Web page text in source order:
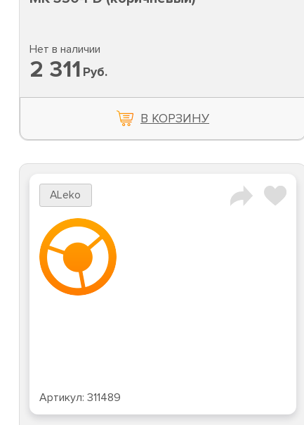
Нет в наличии
2 311 Руб.
В КОРЗИНУ
ALeko
Артикул: 311489